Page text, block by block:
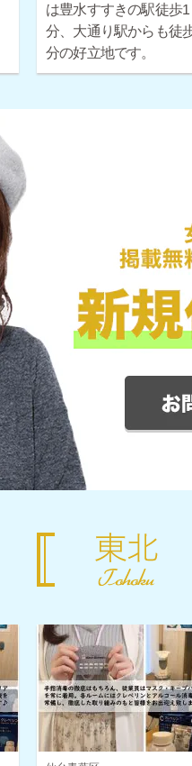
は豊水すすきの駅徒歩1
分、大通り駅からも徒
分の好立地です。